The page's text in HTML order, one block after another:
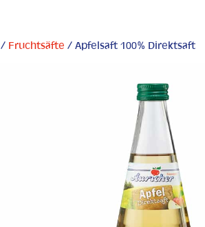
/ Fruchtsäfte / Apfelsaft 100% Direktsaft